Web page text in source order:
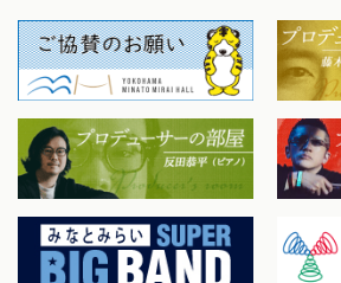
×2＝176から由来する。2台のピアノの
駆使し、新たな世界を探る。 2020年3月
にて「レスピーギ/ローマ三部作」ピア
演奏、そして同時にカワイ出版より楽
ピアノのレパートリーの誕生に話題を
2021年秋にはエイベックス・クラシッ
リアムズのアルバムをリリース。